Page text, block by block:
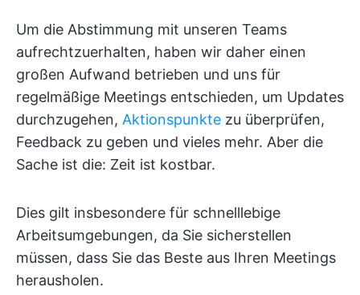
Um die Abstimmung mit unseren Teams
aufrechtzuerhalten, haben wir daher einen
großen Aufwand betrieben und uns für
regelmäßige Meetings entschieden, um Updates
durchzugehen, Aktionspunkte zu überprüfen,
Feedback zu geben und vieles mehr. Aber die
Sache ist die: Zeit ist kostbar.
Dies gilt insbesondere für schnelllebige
Arbeitsumgebungen, da Sie sicherstellen
müssen, dass Sie das Beste aus Ihren Meetings
herausholen.